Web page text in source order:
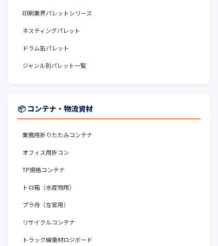
印刷業界パレットシリーズ
ネスティングパレット
ドラム缶パレット
ジャンル別パレット一覧
📦 コンテナ・物流資材
業務用折りたたみコンテナ
オフィス用折コン
TP規格コンテナ
トロ箱（水産物用）
プラ舟（左官用）
リサイクルコンテナ
トラック緩衝材ロジボード